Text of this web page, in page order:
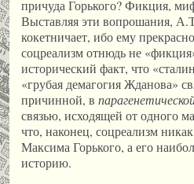
причуда Горького? Фикция,
Выставляя эти вопрошания,
кокетничает, ибо ему
соцреализм отнюдь не
исторический факт, что
«грубая демагогия Жданова»
причинной, в
связью, исходящей от одного
что, наконец, соцреализм
Максима Горького, а его
историю.